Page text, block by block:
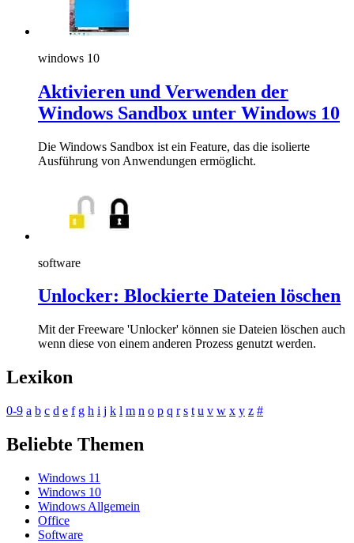
windows 10
Aktivieren und Verwenden der
Windows Sandbox unter Windows 10
Die Windows Sandbox ist ein Feature, das die isolierte
Ausführung von Anwendungen ermöglicht.
software
Unlocker: Blockierte Dateien löschen
Mit der Freeware 'Unlocker' können sie Dateien löschen auch
wenn diese von einem anderen Prozess genutzt werden.
Lexikon
0-9 a b c d e f g h i j k l m n o p q r s t u v w x y z #
Beliebte Themen
Windows 11
Windows 10
Windows Allgemein
Office
Software